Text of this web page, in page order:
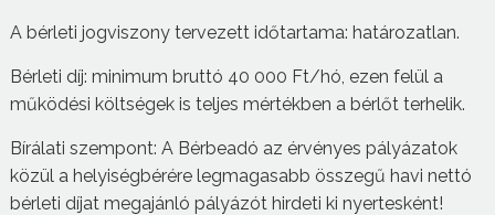
A bérleti jogviszony tervezett időtartama: határozatlan.
Bérleti díj: minimum bruttó 40 000 Ft/hó, ezen felül a
működési költségek is teljes mértékben a bérlőt terhelik.
Bírálati szempont: A Bérbeadó az érvényes pályázatok
közül a helyiségbérére legmagasabb összegű havi nettó
bérleti díjat megajánló pályázót hirdeti ki nyertesként!